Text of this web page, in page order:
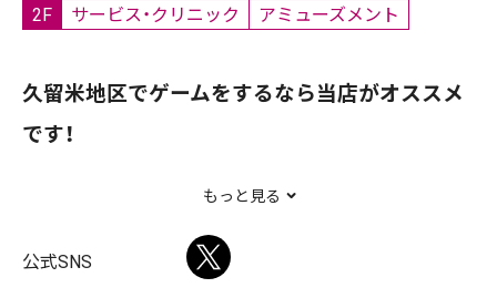
2F サービス・クリニック アミューズメント
久留米地区でゲームをするなら当店がオススメ
です！
予定です！（日にち変更あり）
もっと見る
公式SNS